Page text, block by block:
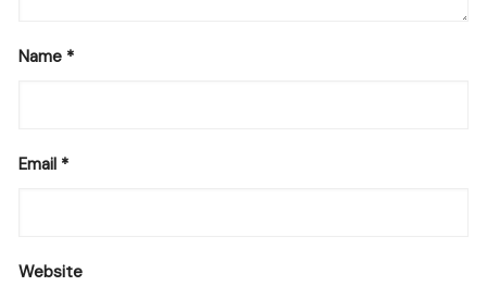
Name *
Email *
Website